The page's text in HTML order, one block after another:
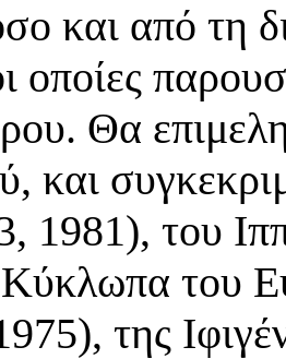
και από τη
οποίες
Θα
και
1981), του
του
της